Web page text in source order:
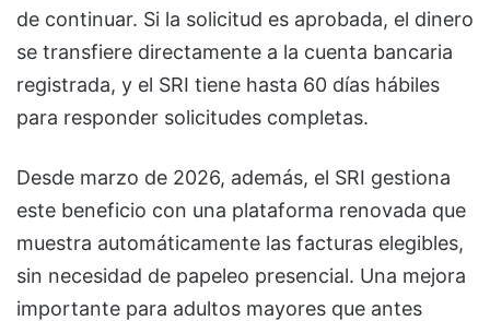
de continuar. Si la solicitud es aprobada, el dinero
se transfiere directamente a la cuenta bancaria
registrada, y el SRI tiene hasta 60 días hábiles
para responder solicitudes completas.
Desde marzo de 2026, además, el SRI gestiona
este beneficio con una plataforma renovada que
muestra automáticamente las facturas elegibles,
sin necesidad de papeleo presencial. Una mejora
importante para adultos mayores que antes